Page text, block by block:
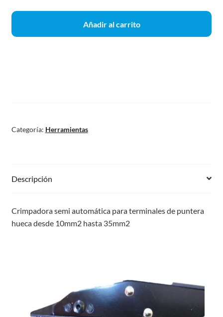
Añadir al carrito
Categoría: Herramientas
Descripción
Crimpadora semi automática para terminales de puntera
hueca desde 10mm2 hasta 35mm2